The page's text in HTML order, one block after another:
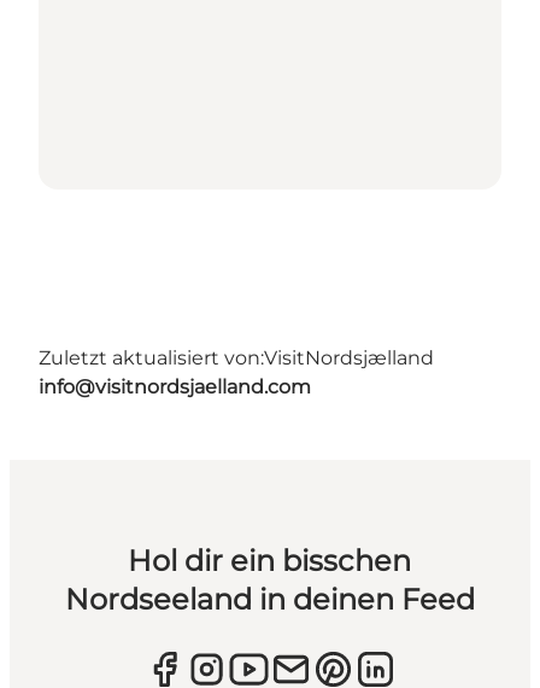
Zuletzt aktualisiert von:VisitNordsjælland
info@visitnordsjaelland.com
Hol dir ein bisschen
Nordseeland in deinen Feed